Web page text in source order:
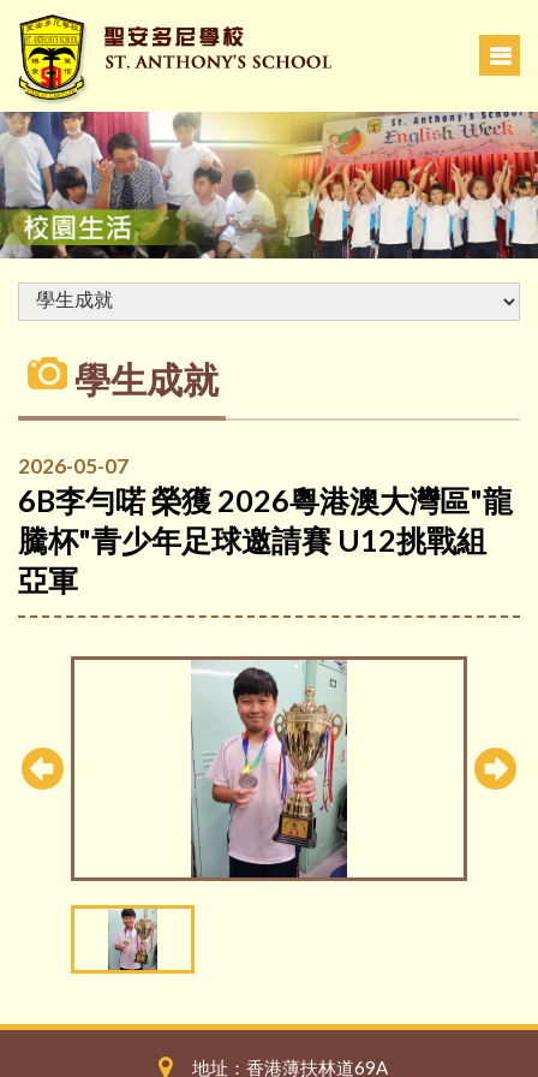
學生成就
2026-05-07
6B李勻喏 榮獲 2026粵港澳大灣區"龍
騰杯"青少年足球邀請賽 U12挑戰組
亞軍
地址：香港薄扶林道69A